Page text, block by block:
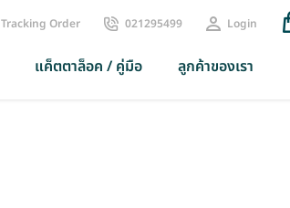
Tracking Order 021295499 Login
แค็ตตาล็อค / คู่มือ ลูกค้าของเรา